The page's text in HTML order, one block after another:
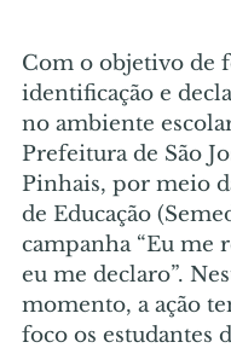
Com o objetivo de
identificação e
no ambiente
Prefeitura de São
Pinhais, por meio
de Educação
campanha “Eu me
eu me declaro”.
momento, a ação
foco os estudantes